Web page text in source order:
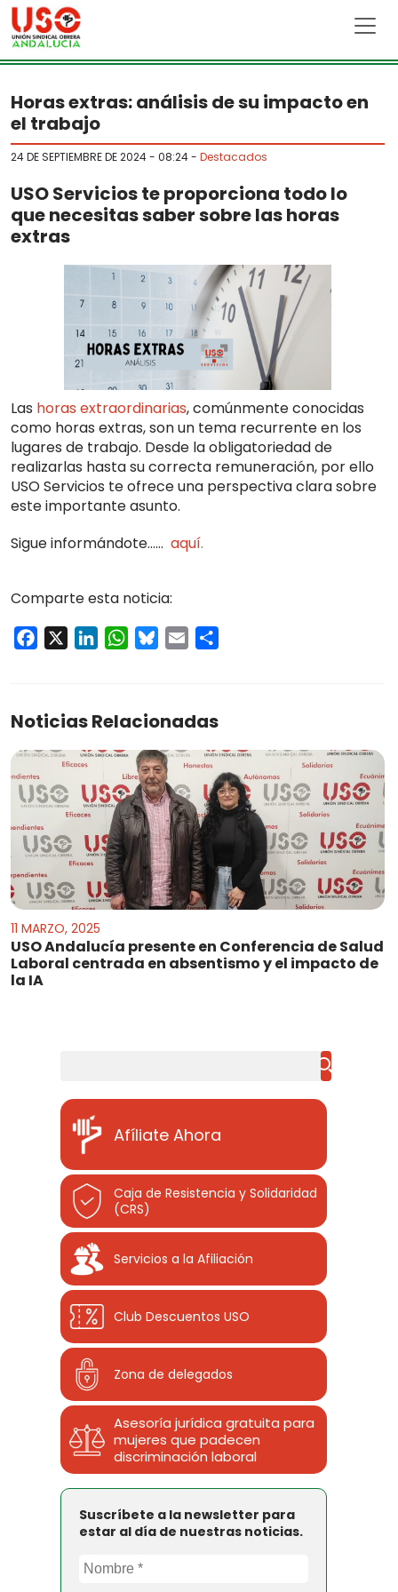
Skip to main content
Horas extras: análisis de su impacto en
el trabajo
24 DE SEPTIEMBRE DE 2024 - 08:24- Destacados
USO Servicios te proporciona todo lo
que necesitas saber sobre las horas
extras
Las horas extraordinarias, comúnmente conocidas
como horas extras, son un tema recurrente en los
lugares de trabajo. Desde la obligatoriedad de
realizarlas hasta su correcta remuneración, por ello
USO Servicios te ofrece una perspectiva clara sobre
este importante asunto.
Sigue informándote…… aquí.
Comparte esta noticia:
Facebook LinkedInWhatsApp
Bluesky
Email
Noticias Relacionadas
11 MARZO, 2025
USO Andalucía presente en Conferencia de Salud
Laboral centrada en absentismo y el impacto de
la IA
Afíliate Ahora
Caja de Resistencia y Solidaridad
(CRS)
Servicios a la Afiliación
Club Descuentos USO
Zona de delegados
Asesoría jurídica gratuita para
mujeres que padecen
discriminación laboral
Suscríbete a la newsletter para
estar al día de nuestras noticias.